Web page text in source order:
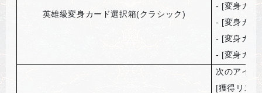
英雄級変身カード選択箱(クラシック)
- [変身カー
- [変身カー
- [変身カー
- [変身カー
次のアイテ
[獲得リス